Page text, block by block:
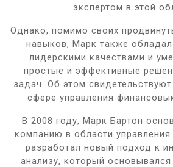
экспертом в этой
Однако, помимо своих
навыков, Марк также
лидерскими качествами и
простые и эффективные
задач. Об этом
сфере управления
В 2008 году, Марк Бартон
компанию в области
разработал новый подход к
анализу, который